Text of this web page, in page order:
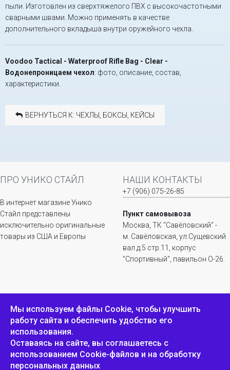
пыли. Изготовлен из сверхтяжелого ПВХ с высокочастотными
сварными швами. Можно применять в качестве
дополнительного вкладыша внутри оружейного чехла.
Voodoo Tactical - Waterproof Rifle Bag - Clear -
Водонепроницаем чехол: фото, описание, состав,
характеристики.
ВЕРНУТЬСЯ К: ЧЕХЛЫ, БОКСЫ, КЕЙСЫ
ПРО УНИКО СТАЙЛ
В интернет магазине Унико
Стайл представлены
исключительно оригинальные
товары из США и Европы
НАШИ КОНТАКТЫ
+7 (906) 075-26-85
Пункт самовывоза
Москва, ТК "Савёловский" -
м. Савёловская, ул.Сущевский
вал д.5 стр.11, корпус
"Спортивный", павильон О-26.
ИНФОРМАЦИЯ
Положение о
конфиденциальности и
защите персональных
данных
ОБРАТНАЯ СВЯЗЬ
Пожаловаться
Мы используем файлы Сookie, чтобы улучшить
работу сайта и обеспечить удобство его
использования.
Оставаясь на сайте, вы соглашаетесь с
использованием Cookie-файлов и на обработку
персональных данных